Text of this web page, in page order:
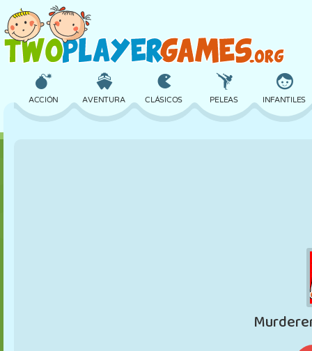
ACCIÓN AVENTURA CLÁSICOS PELEAS INFANTILES
ROBOTS